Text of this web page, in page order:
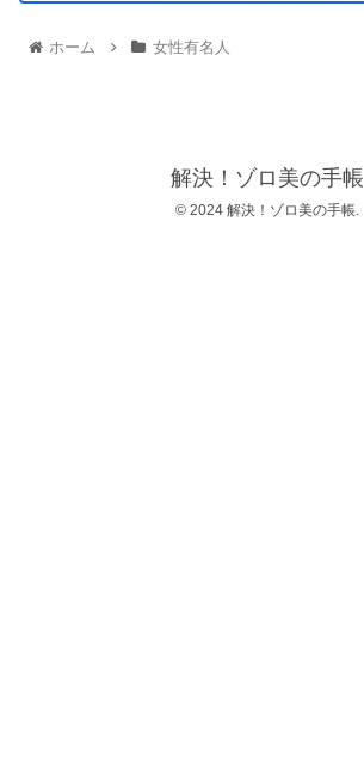
ホーム 女性有名人
解決！ゾロ美の手帳
© 2024 解決！ゾロ美の手帳.